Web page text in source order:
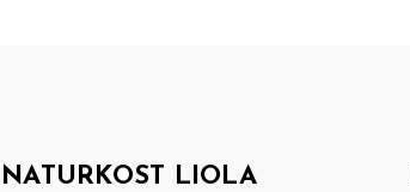
NATURKOST LIOLA